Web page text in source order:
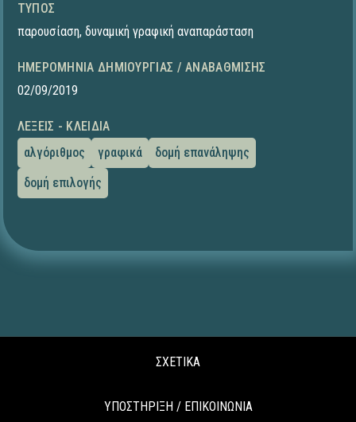
ΤΎΠΟΣ
παρουσίαση, δυναμική γραφική αναπαράσταση
ΗΜΕΡΟΜΗΝΊΑ ΔΗΜΙΟΥΡΓΊΑΣ / ΑΝΑΒΆΘΜΙΣΗΣ
02/09/2019
ΛΈΞΕΙΣ - ΚΛΕΙΔΙΆ
αλγόριθμος
γραφικά
δομή επανάληψης
δομή επιλογής
ΣΧΕΤΙΚΑ
ΥΠΟΣΤΗΡΙΞΗ / ΕΠΙΚΟΙΝΩΝΙΑ